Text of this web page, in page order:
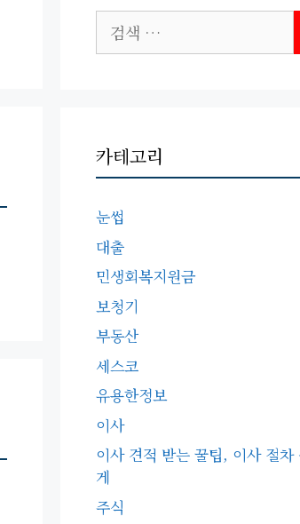
색:
카테고리
눈썹
대출
민생회복지원금
보청기
부동산
세스코
유용한정보
이사
이사 견적 받는 꿀팁, 이사 절차
게
주식